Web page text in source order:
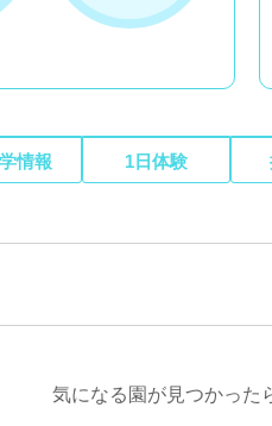
情報 1日体験
気になる園が見つかった